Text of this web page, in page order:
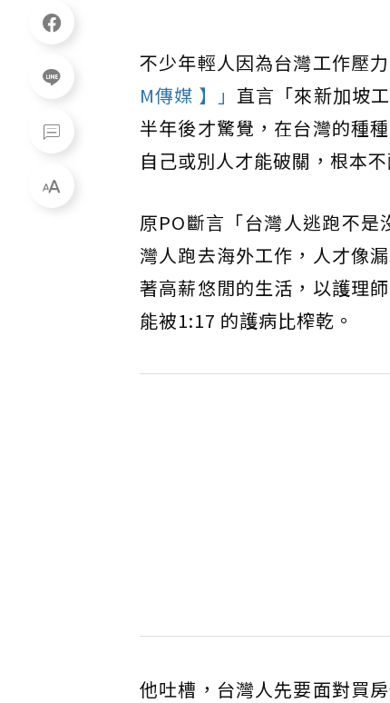
不少年輕人因為台灣工作壓
M傳媒 】」 直言「來新加坡
半年後才驚覺，在台灣的種
自己或別人才能破關，根本不
原PO斷言「台灣人逃跑不
灣人跑去海外工作，人才像
著高薪悠閒的生活，以護理
能被1:17 的護病比榨乾。
他吐槽，台灣人先要面對買